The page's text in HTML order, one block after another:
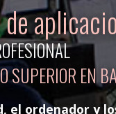
SUPERIOR EN
el ordenador y